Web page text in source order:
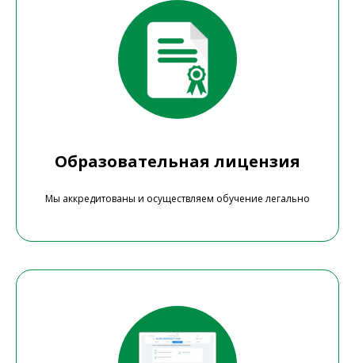
Образовательная лицензия
Мы аккредитованы и осуществляем обучение легально